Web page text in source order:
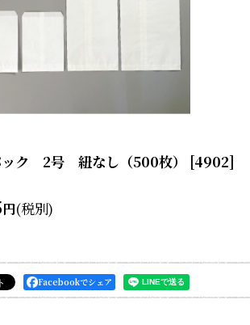
ック 2号 紐なし（500枚） [4902]
円(税別)
Facebookでシェア